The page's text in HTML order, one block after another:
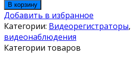
В корзину
Добавить в избранное
Категории: Видеорегистраторы,
видеонаблюдения
Категории товаров